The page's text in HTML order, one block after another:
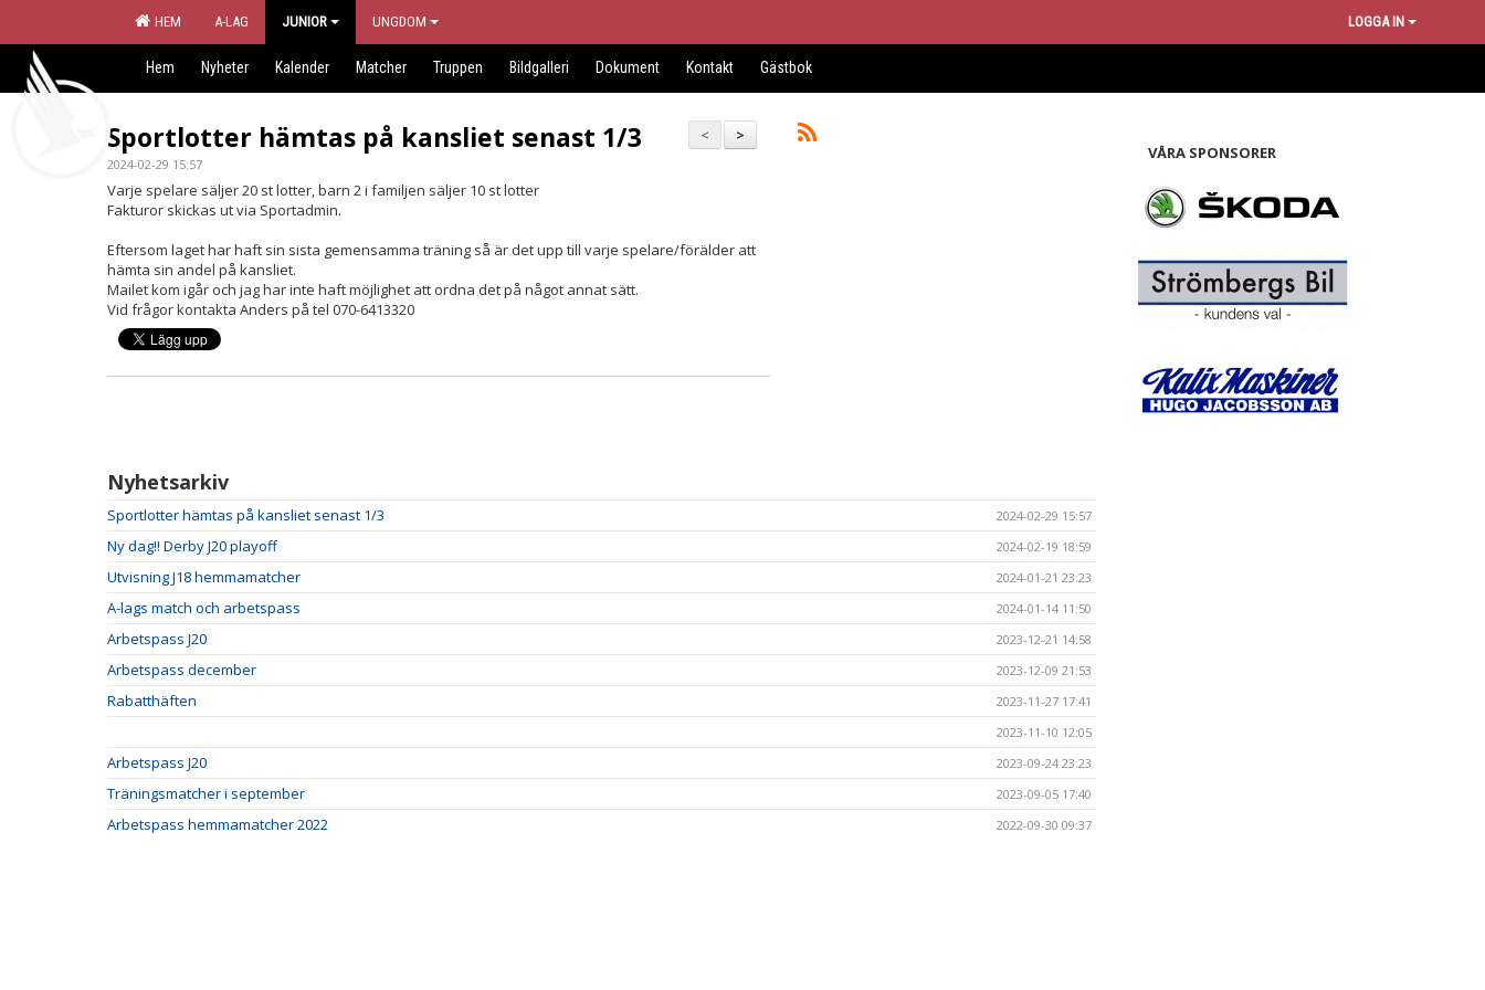
HEM A-LAG JUNIOR UNGDOM LOGGA IN
Hem Nyheter Kalender Matcher Truppen Bildgalleri Dokument Kontakt Gästbok
>
<
Sportlotter hämtas på kansliet senast 1/3
2024-02-29 15:57
Varje spelare säljer 20 st lotter, barn 2 i familjen säljer 10 st lotter
Fakturor skickas ut via Sportadmin.
Eftersom laget har haft sin sista gemensamma träning så är det upp till varje spelare/förälder att
hämta sin andel på kansliet.
Mailet kom igår och jag har inte haft möjlighet att ordna det på något annat sätt.
Vid frågor kontakta Anders på tel 070-6413320
Nyhetsarkiv
Sportlotter hämtas på kansliet senast 1/3 2024-02-29 15:57
Ny dag!! Derby J20 playoff 2024-02-19 18:59
Utvisning J18 hemmamatcher 2024-01-21 23:23
A-lags match och arbetspass 2024-01-14 11:50
Arbetspass J20 2023-12-21 14:58
Arbetspass december 2023-12-09 21:53
Rabatthäften
2023-11-27 17:41
2023-11-10 12:05
Arbetspass J20 2023-09-24 23:23
Träningsmatcher i september 2023-09-05 17:40
Arbetspass hemmamatcher 2022 2022-09-30 09:37
VÅRA SPONSORER